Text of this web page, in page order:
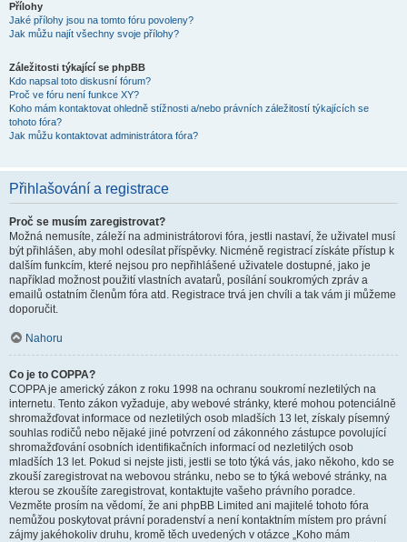
Přílohy
Jaké přílohy jsou na tomto fóru povoleny?
Jak můžu najít všechny svoje přílohy?
Záležitosti týkající se phpBB
Kdo napsal toto diskusní fórum?
Proč ve fóru není funkce XY?
Koho mám kontaktovat ohledně stížnosti a/nebo právních záležitostí týkajících se
tohoto fóra?
Jak můžu kontaktovat administrátora fóra?
Přihlašování a registrace
Proč se musím zaregistrovat?
Možná nemusíte, záleží na administrátorovi fóra, jestli nastaví, že uživatel musí
být přihlášen, aby mohl odesílat příspěvky. Nicméně registrací získáte přístup k
dalším funkcím, které nejsou pro nepřihlášené uživatele dostupné, jako je
například možnost použití vlastních avatarů, posílání soukromých zpráv a
emailů ostatním členům fóra atd. Registrace trvá jen chvíli a tak vám ji můžeme
doporučit.
Nahoru
Co je to COPPA?
COPPA je americký zákon z roku 1998 na ochranu soukromí nezletilých na
internetu. Tento zákon vyžaduje, aby webové stránky, které mohou potenciálně
shromažďovat informace od nezletilých osob mladších 13 let, získaly písemný
souhlas rodičů nebo nějaké jiné potvrzení od zákonného zástupce povolující
shromažďování osobních identifikačních informací od nezletilých osob
mladších 13 let. Pokud si nejste jisti, jestli se toto týká vás, jako někoho, kdo se
zkouší zaregistrovat na webovou stránku, nebo se to týká webové stránky, na
kterou se zkoušíte zaregistrovat, kontaktujte vašeho právního poradce.
Vezměte prosím na vědomí, že ani phpBB Limited ani majitelé tohoto fóra
nemůžou poskytovat právní poradenství a není kontaktním místem pro právní
zájmy jakéhokoliv druhu, kromě těch uvedených v otázce „Koho mám